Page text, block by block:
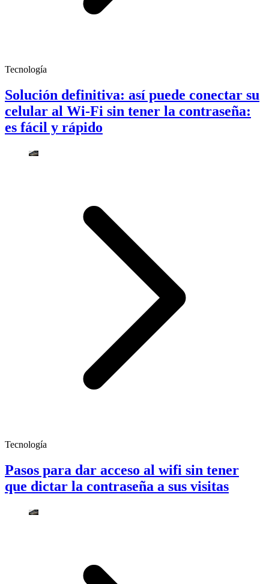
Tecnología
Solución definitiva: así puede conectar su
celular al Wi-Fi sin tener la contraseña:
es fácil y rápido
Tecnología
Pasos para dar acceso al wifi sin tener
que dictar la contraseña a sus visitas